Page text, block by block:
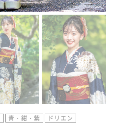
青・紺・紫 ドリエン